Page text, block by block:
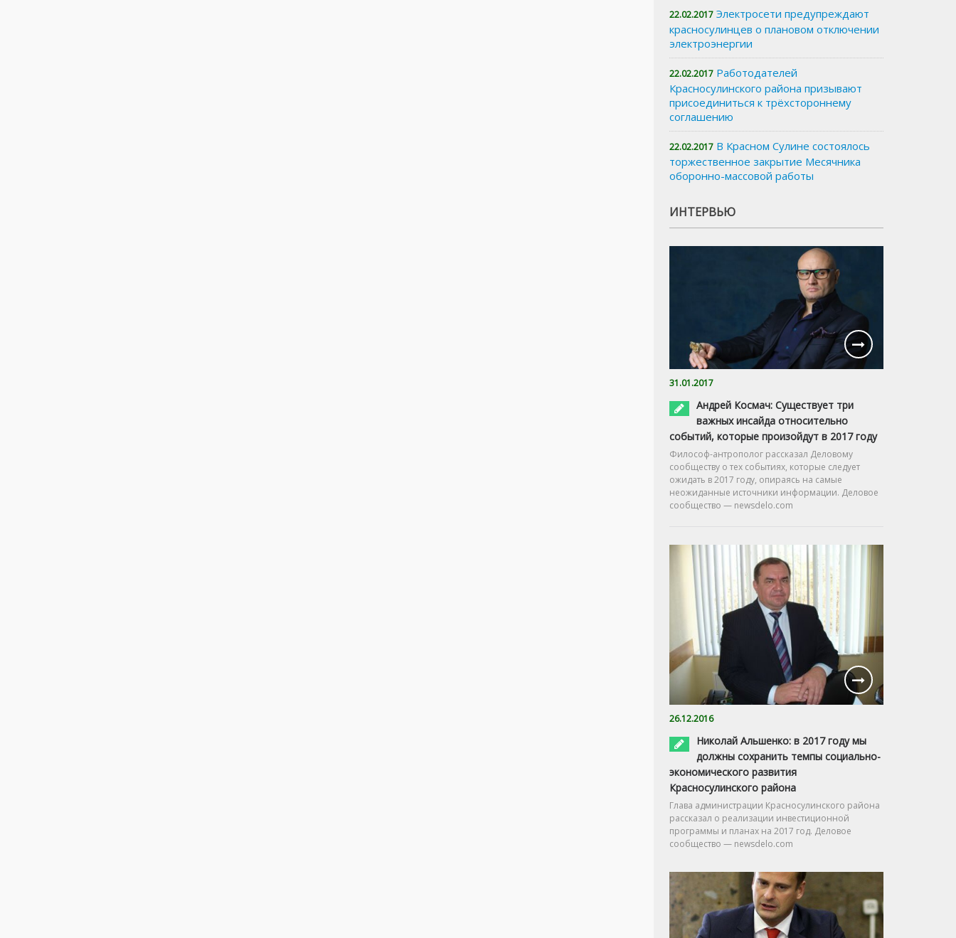
22.02.2017 Электросети предупреждают
красносулинцев о плановом отключении
электроэнергии
22.02.2017 Работодателей
Красносулинского района призывают
присоединиться к трёхстороннему
соглашению
22.02.2017 В Красном Сулине состоялось
торжественное закрытие Месячника
оборонно-массовой работы
ИНТЕРВЬЮ
31.01.2017
Андрей Космач: Существует три
важных инсайда относительно
событий, которые произойдут в 2017 году
Философ-антрополог рассказал Деловому
сообществу о тех событиях, которые следует
ожидать в 2017 году, опираясь на самые
неожиданные источники информации. Деловое
сообщество — newsdelo.com
26.12.2016
Николай Альшенко: в 2017 году мы
должны сохранить темпы социально-
экономического развития
Красносулинского района
Глава администрации Красносулинского района
рассказал о реализации инвестиционной
программы и планах на 2017 год. Деловое
сообщество — newsdelo.com